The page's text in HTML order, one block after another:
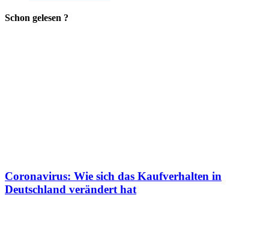
Schon gelesen ?
Coronavirus: Wie sich das Kaufverhalten in
Deutschland verändert hat